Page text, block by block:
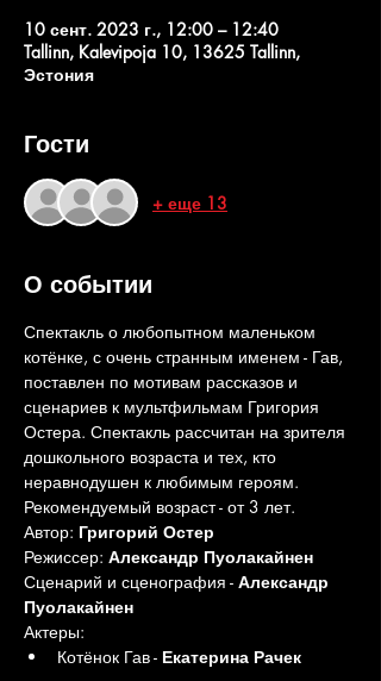
10 сент. 2023 г., 12:00 – 12:40
Tallinn, Kalevipoja 10, 13625 Tallinn,
Эстония
Гости
+ еще 13
О событии
Спектакль о любопытном маленьком
котёнке, с очень странным именем - Гав,
поставлен по мотивам рассказов и
сценариев к мультфильмам Григория
Остера. Спектакль рассчитан на зрителя
дошкольного возраста и тех, кто
неравнодушен к любимым героям.
Рекомендуемый возраст - от 3 лет.
Автор: Григорий Остер
Режиссер: Александр Пуолакайнен
Сценарий и сценография - Александр
Пуолакайнен
Актеры:
Котёнок Гав - Екатерина Рачек